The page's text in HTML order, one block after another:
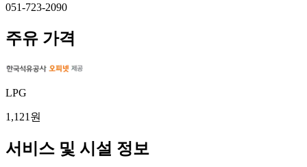
051-723-2090
주유 가격
LPG
1,121원
서비스 및 시설 정보